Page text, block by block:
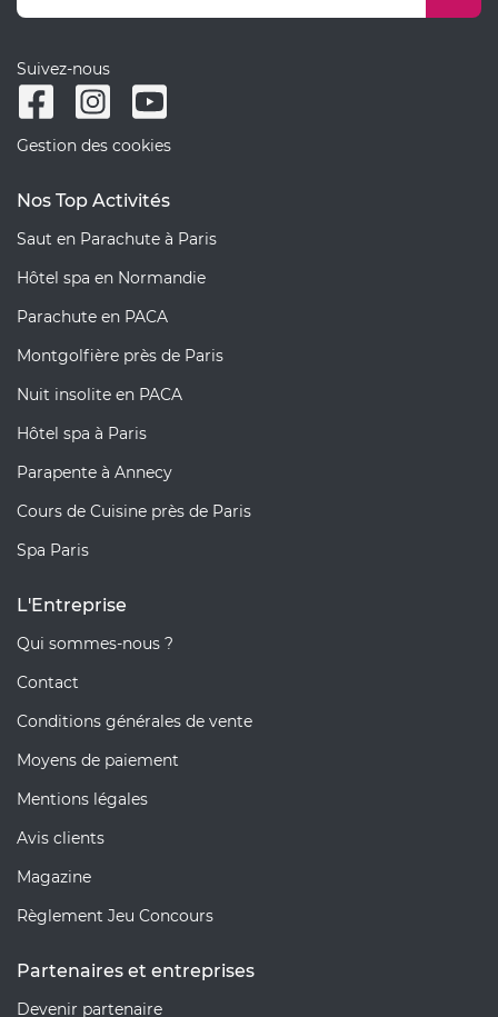
Suivez-nous
Gestion des cookies
Nos Top Activités
Saut en Parachute à Paris
Hôtel spa en Normandie
Parachute en PACA
Montgolfière près de Paris
Nuit insolite en PACA
Hôtel spa à Paris
Parapente à Annecy
Cours de Cuisine près de Paris
Spa Paris
L'Entreprise
Qui sommes-nous ?
Contact
Conditions générales de vente
Moyens de paiement
Mentions légales
Avis clients
Magazine
Règlement Jeu Concours
Partenaires et entreprises
Devenir partenaire